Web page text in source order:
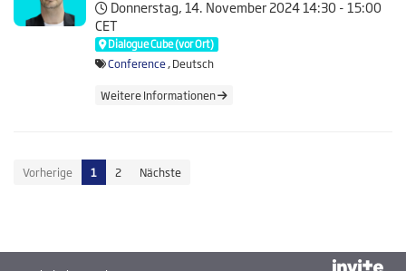
Donnerstag, 14. November 202414:30 - 15:00
CET
Dialogue Cube (vor Ort)
Conference, Deutsch
Weitere Informationen
Vorherige 1 2 Nächste